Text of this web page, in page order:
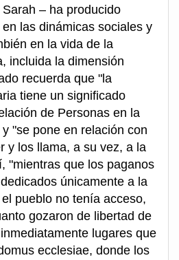
– ha producido
las dinámicas sociales y
en la vida de la
incluida la dimensión
recuerda que "la
tiene un significado
de Personas en la
"se pone en relación con
y los llama, a su vez, a la
"mientras que los paganos
únicamente a la
pueblo no tenía acceso,
gozaron de libertad de
lugares que
ecclesiae, donde los